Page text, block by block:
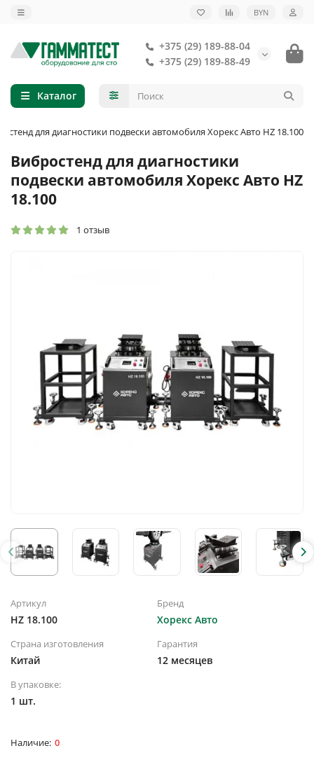
BYN
+375 (29) 189-88-04
+375 (29) 189-88-49
Каталог
для диагностики подвески автомобиля Хорекс Авто HZ 18.100
Вибростенд для диагностики
подвески автомобиля Хорекс Авто HZ
18.100
1 отзыв
Артикул
HZ 18.100
Бренд
Хорекс Авто
Страна изготовления
Китай
Гарантия
12 месяцев
В упаковке:
1 шт.
0